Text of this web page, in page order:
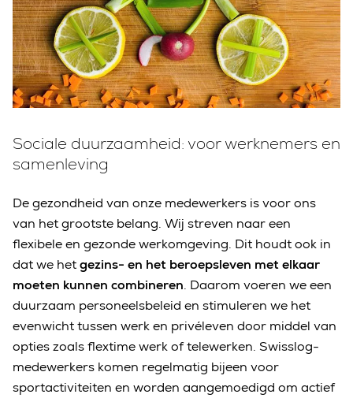
Sociale duurzaamheid: voor werknemers en
samenleving
De gezondheid van onze medewerkers is voor ons
van het grootste belang. Wij streven naar een
flexibele en gezonde werkomgeving. Dit houdt ook in
dat we hetgezins- en het beroepsleven met elkaar
moeten kunnen combineren. Daarom voeren we een
duurzaam personeelsbeleid en stimuleren we het
evenwicht tussen werk en privéleven door middel van
opties zoals flextime werk of telewerken. Swisslog-
medewerkers komen regelmatig bijeen voor
sportactiviteiten en worden aangemoedigd om actief